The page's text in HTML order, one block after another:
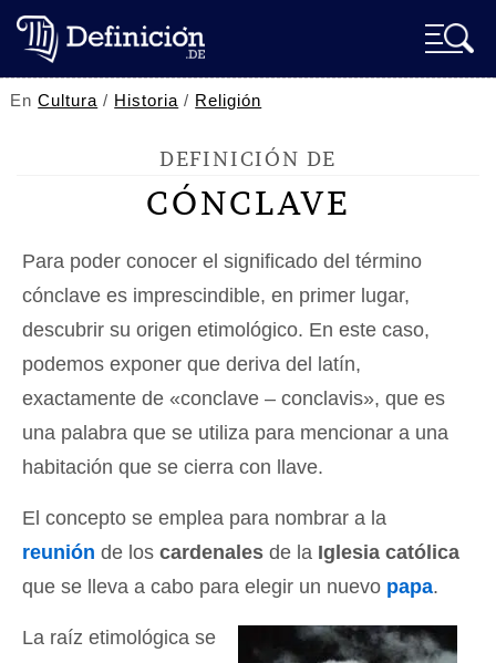
EnCultura / Historia / Religión
DEFINICIÓN DE
CÓNCLAVE
Para poder conocer el significado del término
cónclave es imprescindible, en primer lugar,
descubrir su origen etimológico. En este caso,
podemos exponer que deriva del latín,
exactamente de «conclave – conclavis», que es
una palabra que se utiliza para mencionar a una
habitación que se cierra con llave.
El concepto se emplea para nombrar a la
reunión de los cardenales de la Iglesia católica
que se lleva a cabo para elegir un nuevo papa.
La raíz etimológica se